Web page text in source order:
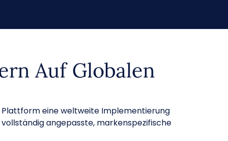
Auf Globalen
Plattform eine weltweite Implementierung
angepasste, markenspezifische